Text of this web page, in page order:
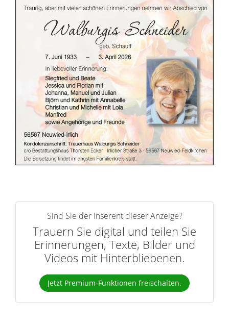
i
n
n
e
r
n
Sind Sie der Inserent dieser Anzeige?
Trauern Sie digital und teilen Sie
Erinnerungen, Texte, Bilder und
Videos mit Hinterbliebenen.
Jetzt Premium-Funktionen freischalten.